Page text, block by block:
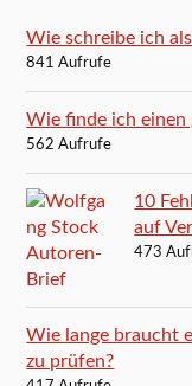
Wie schreibe ich
841 Aufrufe
Wie finde ich einen
562 Aufrufe
10
auf
473
Wie lange braucht
zu prüfen?